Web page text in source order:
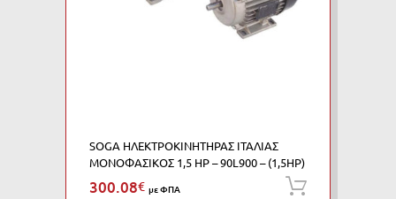
SOGA ΗΛΕΚΤΡΟΚΙΝΗΤΗΡΑΣ ΙΤΑΛΙΑΣ
ΜΟΝΟΦΑΣΙΚΟΣ 1,5 HP – 90L900 – (1,5HP)
300.08€ με ΦΠΑ